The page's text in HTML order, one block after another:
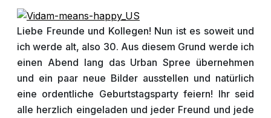
Liebe Freunde und Kollegen! Nun ist es soweit und
ich werde alt, also 30. Aus diesem Grund werde ich
einen Abend lang das Urban Spree übernehmen
und ein paar neue Bilder ausstellen und natürlich
eine ordentliche Geburtstagsparty feiern! Ihr seid
alle herzlich eingeladen und jeder Freund und jede